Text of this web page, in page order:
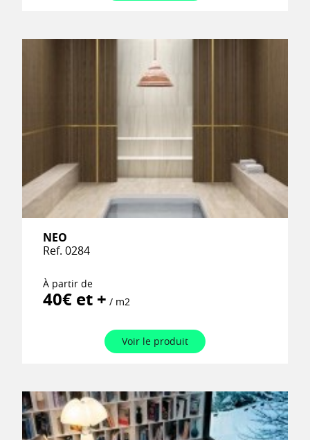
NEO
Ref. 0284
À partir de
40€ et + / m2
Voir le produit